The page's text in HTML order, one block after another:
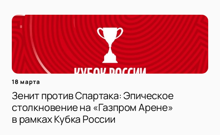
18 марта
Зенит против Спартака: Эпическое
столкновение на «Газпром Арене»
в рамках Кубка России